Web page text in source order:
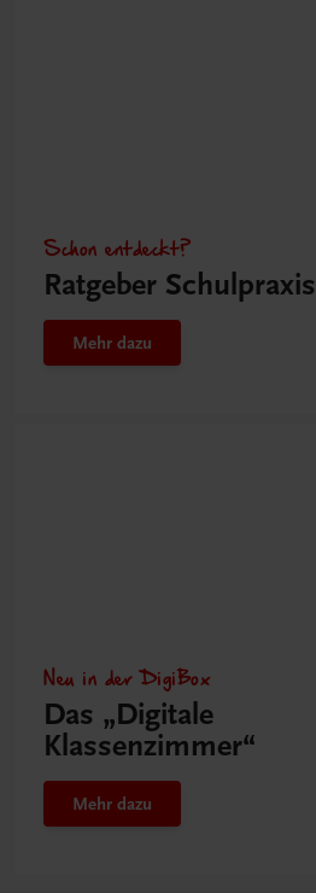
Schon entdeckt?
Ratgeber Schulpraxis
Mehr dazu
Neu in der DigiBox
Das „Digitale
Klassenzimmer“
Mehr dazu